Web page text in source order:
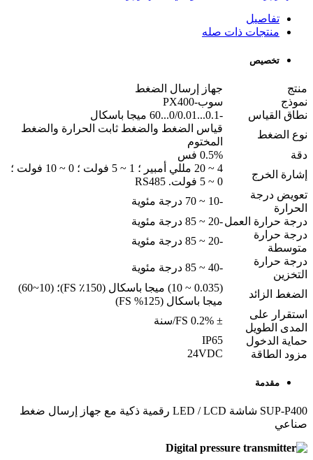
تفاصيل
منتجات ذات صله
تخصيص
منتج
جهاز إرسال الضغط
نموذج
سوب-PX400
نطاق القياس
-0.1...0/0.01...60 ميجا باسكال
نوع الضغط
قياس الضغط والضغط ثابت الحرارة والضغط
المختوم
دقة
0.5% فس
إشارة الخرج
4 ~ 20 مللي أمبير ؛ 1 ~ 5 فولت ؛ 0 ~ 10 فولت ؛
0 ~ 5 فولت. RS485
تعويض درجة
الحرارة
-10 ~ 70 درجة مئوية
درجة حرارة العمل-20 ~ 85 درجة مئوية
درجة حرارة
متوسطة
-20 ~ 85 درجة مئوية
درجة حرارة
التخزين
-40 ~ 85 درجة مئوية
الضغط الزائد
(0.035 ~ 10) ميجا باسكال (150٪ FS)؛ (10~60)
ميجا باسكال (125% FS)
استقرار على
المدى الطويل
± 0.2% FS/سنة
حماية الدخول
IP65
مزود الطاقة
24VDC
مقدمة
SUP-P400 شاشة LED / LCD رقمية ذكية مع جهاز إرسال ضغط
صناعي